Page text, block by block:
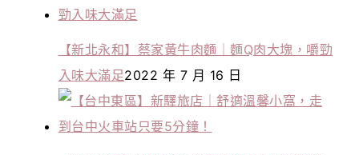
【新北永和】蔡家黃牛肉麵｜麵Q肉大塊，嚼勁
入味大滿足2022 年 7 月 16 日